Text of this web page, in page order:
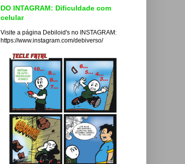
DO INTAGRAM: Dificuldade com
celular
Visite a página Debiloid's no INSTAGRAM:
https://www.instagram.com/debiverso/